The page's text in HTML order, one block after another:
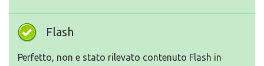
Flash
Perfetto, non e stato rilevato contenuto Flash in